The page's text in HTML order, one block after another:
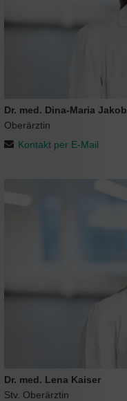
Dr. med. Dina-Maria Jakob
Oberärztin
Kontakt per E-Mail
Dr. med. Lena Kaiser
Stv. Oberärztin